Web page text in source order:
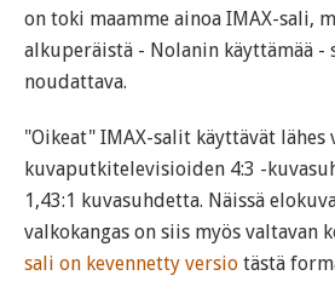
on toki maamme ainoa IMAX-sali,
alkuperäistä - Nolanin käyttämää -
noudattava.
"Oikeat" IMAX-salit käyttävät lähes
kuvaputkitelevisioiden 4:3 -
1,43:1 kuvasuhdetta. Näissä
valkokangas on siis myös valtavan
sali on kevennetty versio tästä